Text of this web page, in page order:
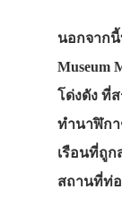
นอกจากนี้
Museum
โด่งดัง ที่
ทำนาฬิก
เรือนที่ถูก
สถานที่ท่อ